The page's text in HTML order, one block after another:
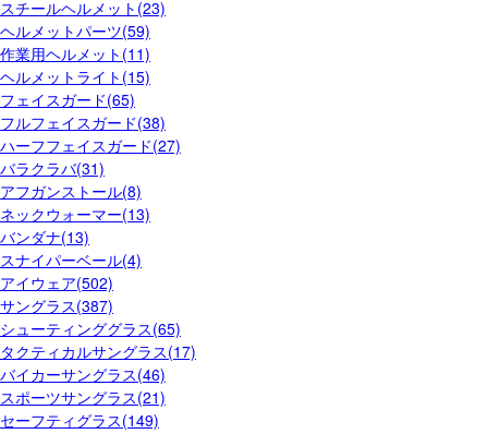
スチールヘルメット(23)
ヘルメットパーツ(59)
作業用ヘルメット(11)
ヘルメットライト(15)
フェイスガード(65)
フルフェイスガード(38)
ハーフフェイスガード(27)
バラクラバ(31)
アフガンストール(8)
ネックウォーマー(13)
バンダナ(13)
スナイパーベール(4)
アイウェア(502)
サングラス(387)
シューティンググラス(65)
タクティカルサングラス(17)
バイカーサングラス(46)
スポーツサングラス(21)
セーフティグラス(149)